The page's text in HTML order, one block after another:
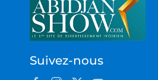
Suivez-nous